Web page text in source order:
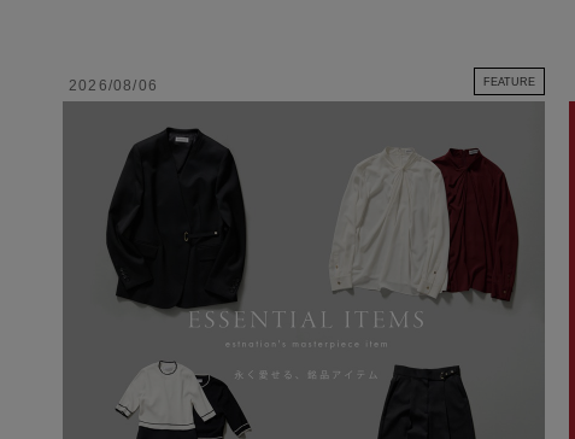
2026/08/06 FEATURE